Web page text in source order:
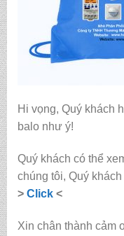
Hi vọng, Quý khách
balo như ý!
Quý khách có thể
chúng tôi, Quý
> Click<
Xin chân thành cảm